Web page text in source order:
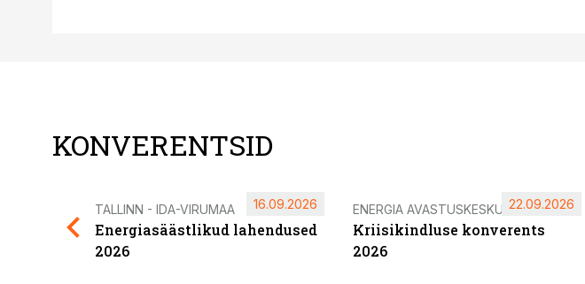
KONVERENTSID
TALLINN - IDA-VIRUMAA
Energiasäästlikud lahendused
2026
16.09.2026 ENERGIA AVASTUSKESKUS
Kriisikindluse konverents
2026
22.09.2026